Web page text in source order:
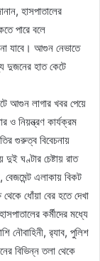
হাসপাতালের
পারে বলে
যাবে। আগুন নেভাতে
দুজনের হাত কেটে
আগুন লাগার খবর পেয়ে
ও নিয়ন্ত্রণ কার্যক্রম
গুরুত্ব বিবেচনায়
ঘণ্টার চেষ্টায় রাত
এলাকায় বিকট
ধোঁয়া বের হতে দেখা
কর্মীদের মধ্যে
নৌবাহিনী, র‌্যাব, পুলিশ
বিভিন্ন তলা থেকে